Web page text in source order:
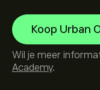
Koop Urban
Wil je meer
Academy.